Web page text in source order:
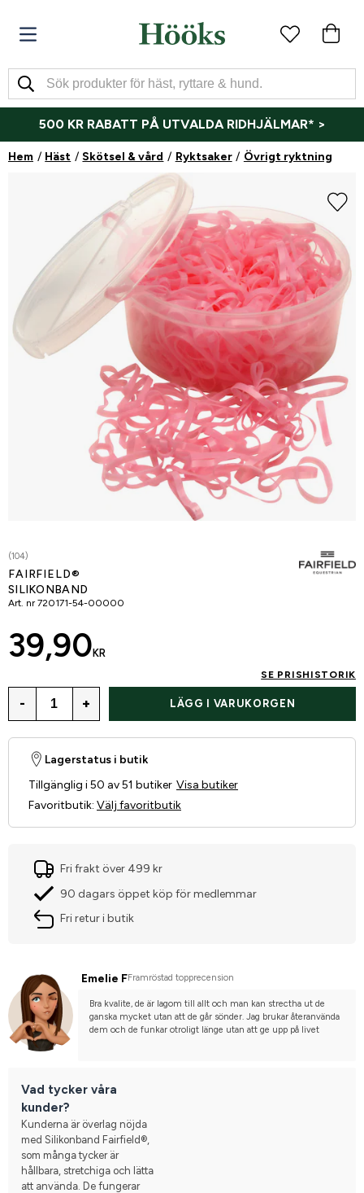
500 KR RABATT PÅ UTVALDA RIDHJÄLMAR* >
Hem Häst Skötsel & vård Ryktsaker Övrigt ryktning
(104)
FAIRFIELD®
SILIKONBAND
Art. nr 720171-54-00000
39,90 KR
SE PRISHISTORIK
- + LÄGG I VARUKORGEN
Lagerstatus i butik
Tillgänglig i 50 av 51 butiker Visa butiker
Favoritbutik: Välj favoritbutik
Fri frakt över 499 kr
90 dagars öppet köp för medlemmar
Fri retur i butik
Emelie FFramröstad topprecension
Bra kvalite, de är lagom till allt och man kan strectha ut de
ganska mycket utan att de går sönder. Jag brukar återanvända
dem och de funkar otroligt länge utan att ge upp på livet
Vad tycker våra
kunder?
Kunderna är överlag nöjda
med Silikonband Fairfield®,
som många tycker är
hållbara, stretchiga och lätta
att använda. De fungerar